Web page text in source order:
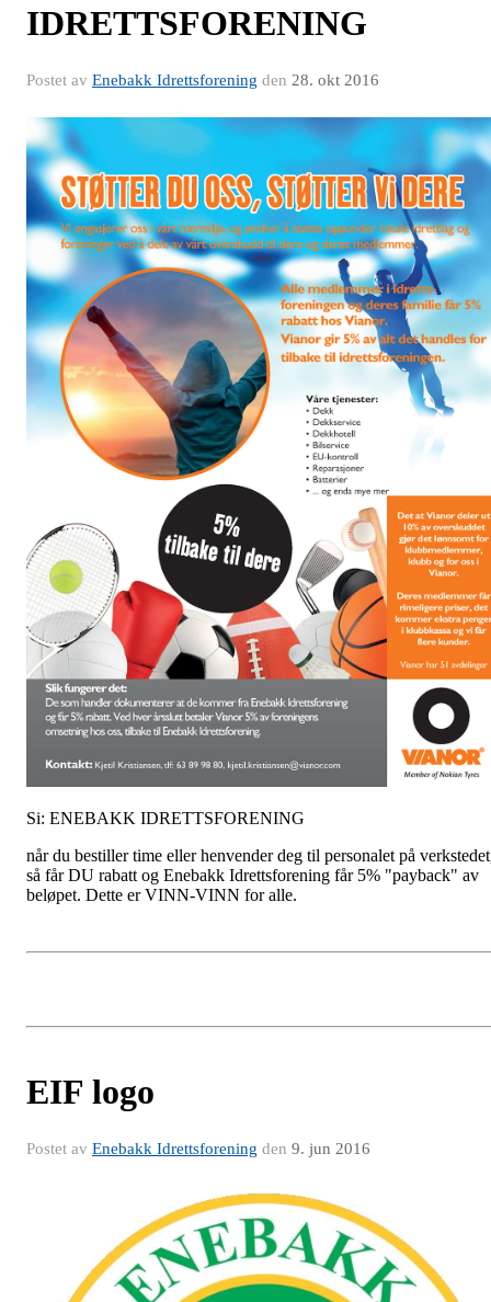
IDRETTSFORENING
Postet av Enebakk Idrettsforening den 28. okt 2016
Si: ENEBAKK IDRETTSFORENING
når du bestiller time eller henvender deg til personalet på
så får DU rabatt og Enebakk Idrettsforening får 5% "payback" av
beløpet. Dette er VINN-VINN for alle.
EIF logo
Postet av Enebakk Idrettsforening den 9. jun 2016